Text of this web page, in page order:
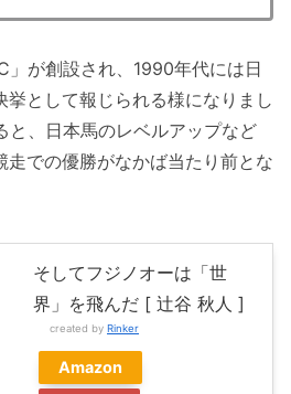
」が創設され、1990年代には日
として報じられる様になりまし
と、日本馬のレベルアップなど
走での優勝がなかば当たり前とな
そしてフジノオーは「世
界」を飛んだ [ 辻谷 秋人 ]
created by Rinker
Amazon